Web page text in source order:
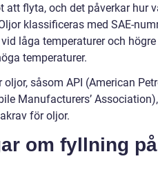
flyta, och det påverkar hur
klassificeras med SAE-
låga temperaturer och högre
temperaturer.
såsom API (American
Manufacturers’
för oljor.
om fyllning